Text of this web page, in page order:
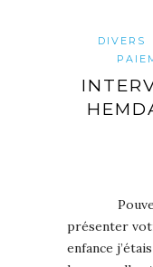
DIVERS
Pouvez-
présenter
enfance